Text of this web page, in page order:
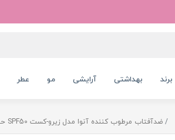
برند بهداشتی آرایشی مو عطر
ضدآفتاب مرطوب کننده آنوا مدل زیرو-کست SPF50 حجم 50 میلی لیتر^